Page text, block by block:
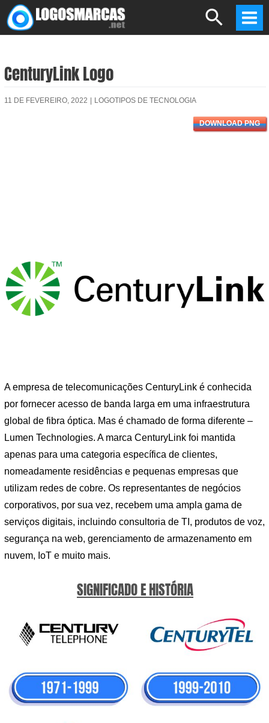
Skip
to
Search
CenturyLink Logo
11 DE FEVEREIRO, 2022 LOGOTIPOS DE TECNOLOGIA
DOWNLOAD PNG
A empresa de telecomunicações CenturyLink é conhecida
por fornecer acesso de banda larga em uma infraestrutura
global de fibra óptica. Mas é chamado de forma diferente –
Lumen Technologies. A marca CenturyLink foi mantida
apenas para uma categoria específica de clientes,
nomeadamente residências e pequenas empresas que
utilizam redes de cobre. Os representantes de negócios
corporativos, por sua vez, recebem uma ampla gama de
serviços digitais, incluindo consultoria de TI, produtos de voz,
segurança na web, gerenciamento de armazenamento em
nuvem, IoT e muito mais.
SIGNIFICADO E HISTÓRIA